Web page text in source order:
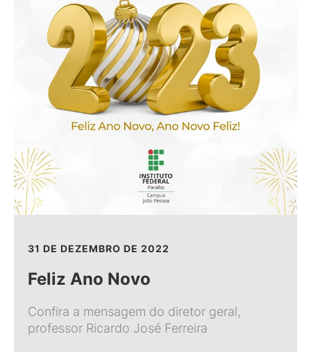
31 DE DEZEMBRO DE 2022
Feliz Ano Novo
Confira a mensagem do diretor geral,
professor Ricardo José Ferreira